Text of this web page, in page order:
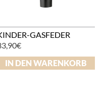
GASFEDER
€
IN DEN WARENKORB